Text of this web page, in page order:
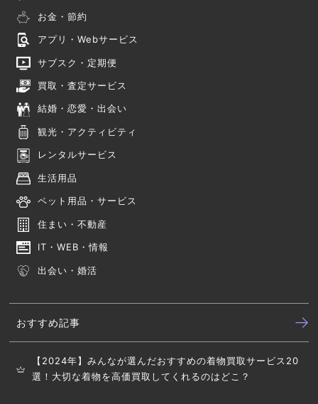
お金・節約
アプリ・Webサービス
サブスク・定期便
買取・査定サービス
結婚・恋愛・出会い
観光・アクティビティ
レンタルサービス
生活用品
ペット用品・サービス
住まい・不動産
IT・WEB・情報
出会い・婚活
おすすめ記事
【2024年】みんなが選んだおすすめの着物買取サービス20
選！大切な着物を高価買取してくれるのはどこ？